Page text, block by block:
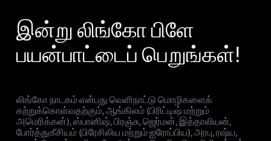
இன்று லிங்கோ பிளே
பயன்பாட்டைப் பெறுங்கள்!
லிங்கோ நாடகம் என்பது வெளிநாட்டு மொழிகளைக்
கற்றுக்கொள்வதற்கும், ஆங்கிலம் (பிரிட்டிஷ் மற்றும்
அமெரிக்கன்), ஸ்பானிஷ், பிரஞ்சு, ஜெர்மன், இத்தாலியன்,
போர்த்துகீசியம் (பிரேசிலிய மற்றும் ஐரோப்பிய), அரபு, ரஷ்ய,